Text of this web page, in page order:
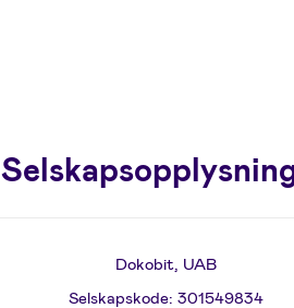
Dokobit, UAB
Selskapskode: 301549834